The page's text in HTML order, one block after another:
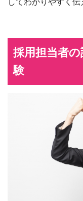
してわかりやすく伝
採用担当者
験